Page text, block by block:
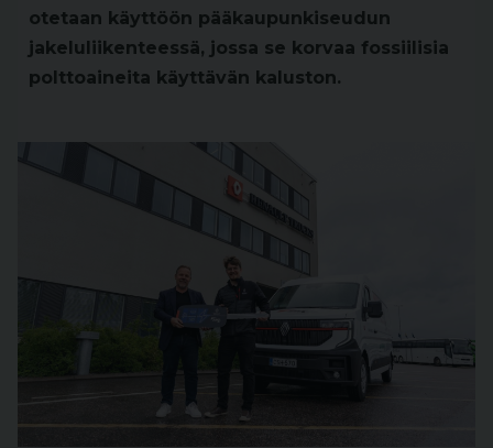
otetaan käyttöön pääkaupunkiseudun
jakeluliikenteessä, jossa se korvaa fossiilisia
polttoaineita käyttävän kaluston.